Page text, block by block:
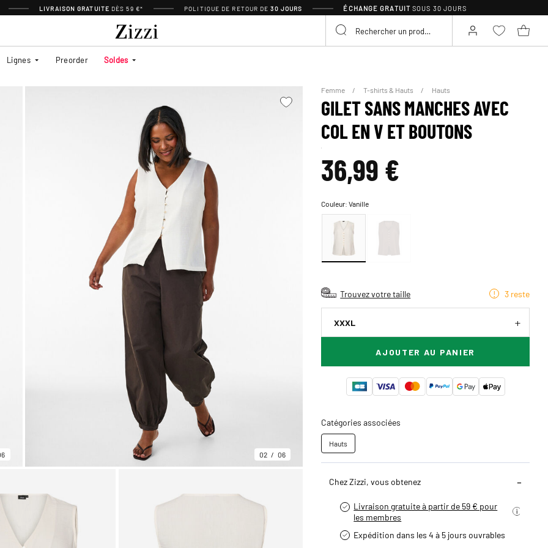
LIVRAISON GRATUITE DÈS 59 €* POLITIQUE DE RETOUR DE30 JOURS ÉCHANGE GRATUITSOUS 30 JOURS
Lignes Preorder Soldes
02 06
Femme T-shirts & Hauts Hauts
GILET SANS MANCHES AVEC
COL EN V ET BOUTONS
36,99 €
Couleur:Vanille
Trouvez votre taille 3 reste
XXXL
AJOUTER AU PANIER
Catégories associées
Hauts
Chez Zizzi, vous obtenez
Livraison gratuite à partir de 59 € pour
les membres
Expédition dans les 4 à 5 jours ouvrables